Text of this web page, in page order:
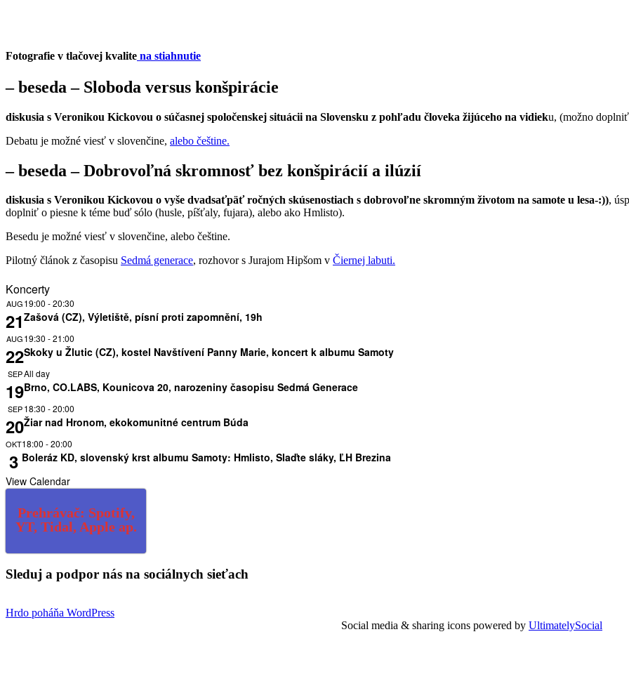
Fotografie v tlačovej kvalite na stiahnutie
– beseda – Sloboda versus konšpirácie
diskusia s Veronikou Kickovou o súčasnej spoločenskej situácii na Slovensku z pohľadu človeka žijúceho na vidieku, (možno
Debatu je možné viesť v slovenčine, alebo češtine.
– beseda – Dobrovoľná skromnosť bez konšpirácií a ilúzií
diskusia s Veronikou Kickovou o vyše dvadsaťpäť ročných skúsenostiach s dobrovoľne skromným životom na samote u lesa-:)),
doplniť o piesne k téme buď sólo (husle, píšťaly, fujara), alebo ako Hmlisto).
Besedu je možné viesť v slovenčine, alebo češtine.
Pilotný článok z časopisu Sedmá generace, rozhovor s Jurajom Hipšom v Čiernej labuti.
Koncerty
AUG
21
19:00 -20:30
Zašová (CZ), Výletiště, písní proti zapomnění, 19h
AUG
22
19:30 -21:00
Skoky u Žlutic (CZ), kostel Navštívení Panny Marie, koncert k albumu Samoty
SEP
19
All day
Brno, CO.LABS, Kounicova 20, narozeniny časopisu Sedmá Generace
SEP
20
18:30 -20:00
Žiar nad Hronom, ekokomunitné centrum Búda
OKT
3
18:00 -20:00
Boleráz KD, slovenský krst albumu Samoty: Hmlisto, Slaďte sláky, ĽH Brezina
View Calendar
Prehrávač: Spotify,
YT, Tidal, Apple ap.
Sleduj a podpor nás na sociálnych sieťach
Hrdo poháňa WordPress
Social media & sharing icons powered by UltimatelySocial